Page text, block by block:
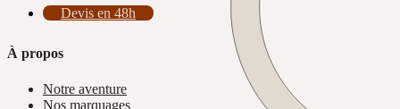
Devis en 48h
À propos
Notre aventure
Nos marquages